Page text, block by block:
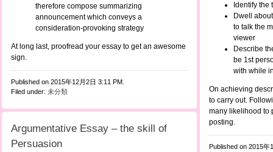
therefore compose summarizing
announcement which conveys a
consideration-provoking strategy
At long last, proofread your essay to get an awesome
sign.
Published on 2015年12月2日 3:11 PM.
Filed under: 未分類
Identify the
Dwell
to talk the
viewer
Describe
be 1st
with while
On achieving
to carry out.
many likelihood to
posting.
Published on 2015年
Argumentative Essay – the skill of
Persuasion